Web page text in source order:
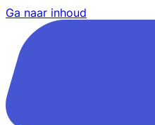
Ga naar inhoud